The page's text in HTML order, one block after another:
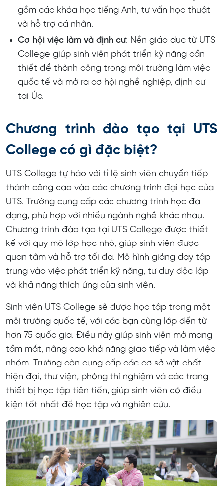
gồm các khóa học tiếng Anh, tư vấn học thuật
và hỗ trợ cá nhân.
Cơ hội việc làm và định cư: Nền giáo dục từ UTS
College giúp sinh viên phát triển kỹ năng cần
thiết để thành công trong môi trường làm việc
quốc tế và mở ra cơ hội nghề nghiệp, định cư
tại Úc.
Chương trình đào tạo tại UTS
College có gì đặc biệt?
UTS College tự hào với tỉ lệ sinh viên chuyển tiếp
thành công cao vào các chương trình đại học của
UTS. Trường cung cấp các chương trình học đa
dạng, phù hợp với nhiều ngành nghề khác nhau.
Chương trình đào tạo tại UTS College được thiết
kế với quy mô lớp học nhỏ, giúp sinh viên được
quan tâm và hỗ trợ tối đa. Mô hình giảng dạy tập
trung vào việc phát triển kỹ năng, tư duy độc lập
và khả năng thích ứng của sinh viên.
Sinh viên UTS College sẽ được học tập trong một
môi trường quốc tế, với các bạn cùng lớp đến từ
hơn 75 quốc gia. Điều này giúp sinh viên mở mang
tầm mắt, nâng cao khả năng giao tiếp và làm việc
nhóm. Trường còn cung cấp các cơ sở vật chất
hiện đại, thư viện, phòng thí nghiệm và các trang
thiết bị học tập tiên tiến, giúp sinh viên có điều
kiện tốt nhất để học tập và nghiên cứu.